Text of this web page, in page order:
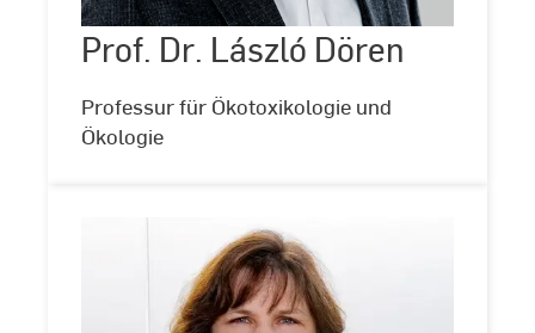
©
Kira
Jacobi
Prof. Dr. László Dören
Professur für Ökotoxikologie und
Ökologie
Dören